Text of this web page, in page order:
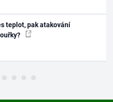
teplot, pak atakování